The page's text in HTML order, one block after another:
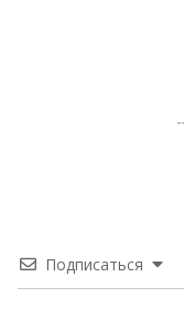
Подписаться